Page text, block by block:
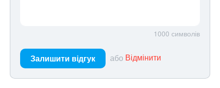
1000 символів
Залишити відгук або Відмінити